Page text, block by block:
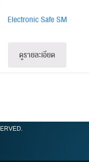
Electronic Safe SM
ดูรายละเอียด